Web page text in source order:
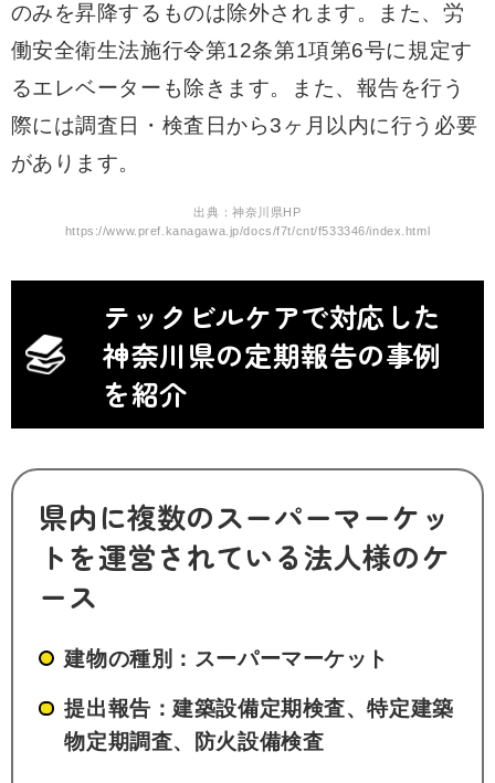
のみを昇降するものは除外されます。また、労
働安全衛生法施行令第12条第1項第6号に規定す
るエレベーターも除きます。また、報告を行う
際には調査日・検査日から3ヶ月以内に行う必要
があります。
出典：神奈川県HP
https://www.pref.kanagawa.jp/docs/f7t/cnt/f533346/index.html
テックビルケアで対応した
神奈川県の定期報告の事例
を紹介
県内に複数のスーパーマーケッ
トを運営されている法人様のケ
ース
建物の種別：スーパーマーケット
提出報告：建築設備定期検査、特定建築
物定期調査、防火設備検査